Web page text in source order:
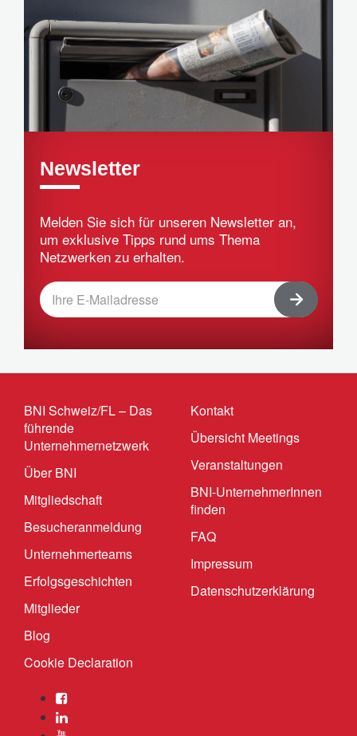
Newsletter
Melden Sie sich für unseren Newsletter an,
um exklusive Tipps rund ums Thema
Netzwerken zu erhalten.
BNI Schweiz/FL – Das
führende
Unternehmernetzwerk
Über BNI
Mitgliedschaft
Besucheranmeldung
Unternehmerteams
Erfolgsgeschichten
Mitglieder
Blog
Cookie Declaration
Kontakt
Übersicht Meetings
Veranstaltungen
BNI-UnternehmerInnen
finden
FAQ
Impressum
Datenschutzerklärung